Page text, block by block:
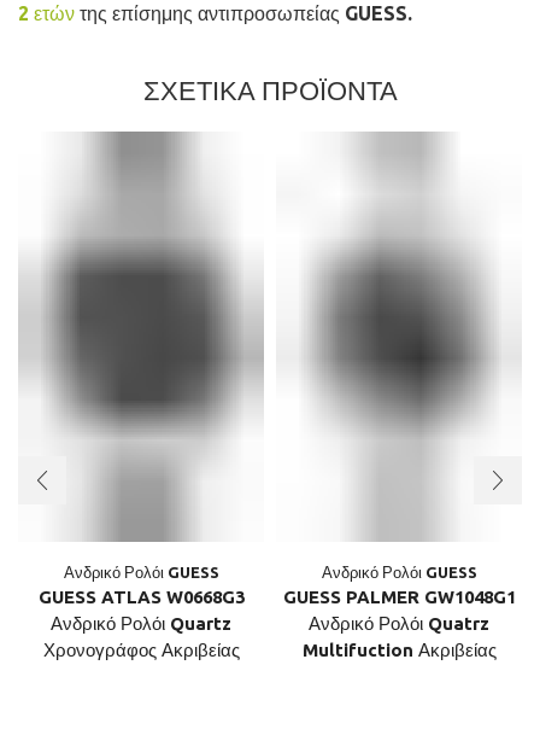
2 ετών της επίσημης αντιπροσωπείας GUESS.
ΣΧΕΤΙΚΑ ΠΡΟΪΟΝΤΑ
Ανδρικό Ρολόι GUESS
GUESS ATLAS W0668G3
Ανδρικό Ρολόι Quartz
Χρονογράφος Ακριβείας
Ανδρικό Ρολόι GUESS
GUESS PALMER GW1048G1
Ανδρικό Ρολόι Quatrz
Multifuction Ακριβείας